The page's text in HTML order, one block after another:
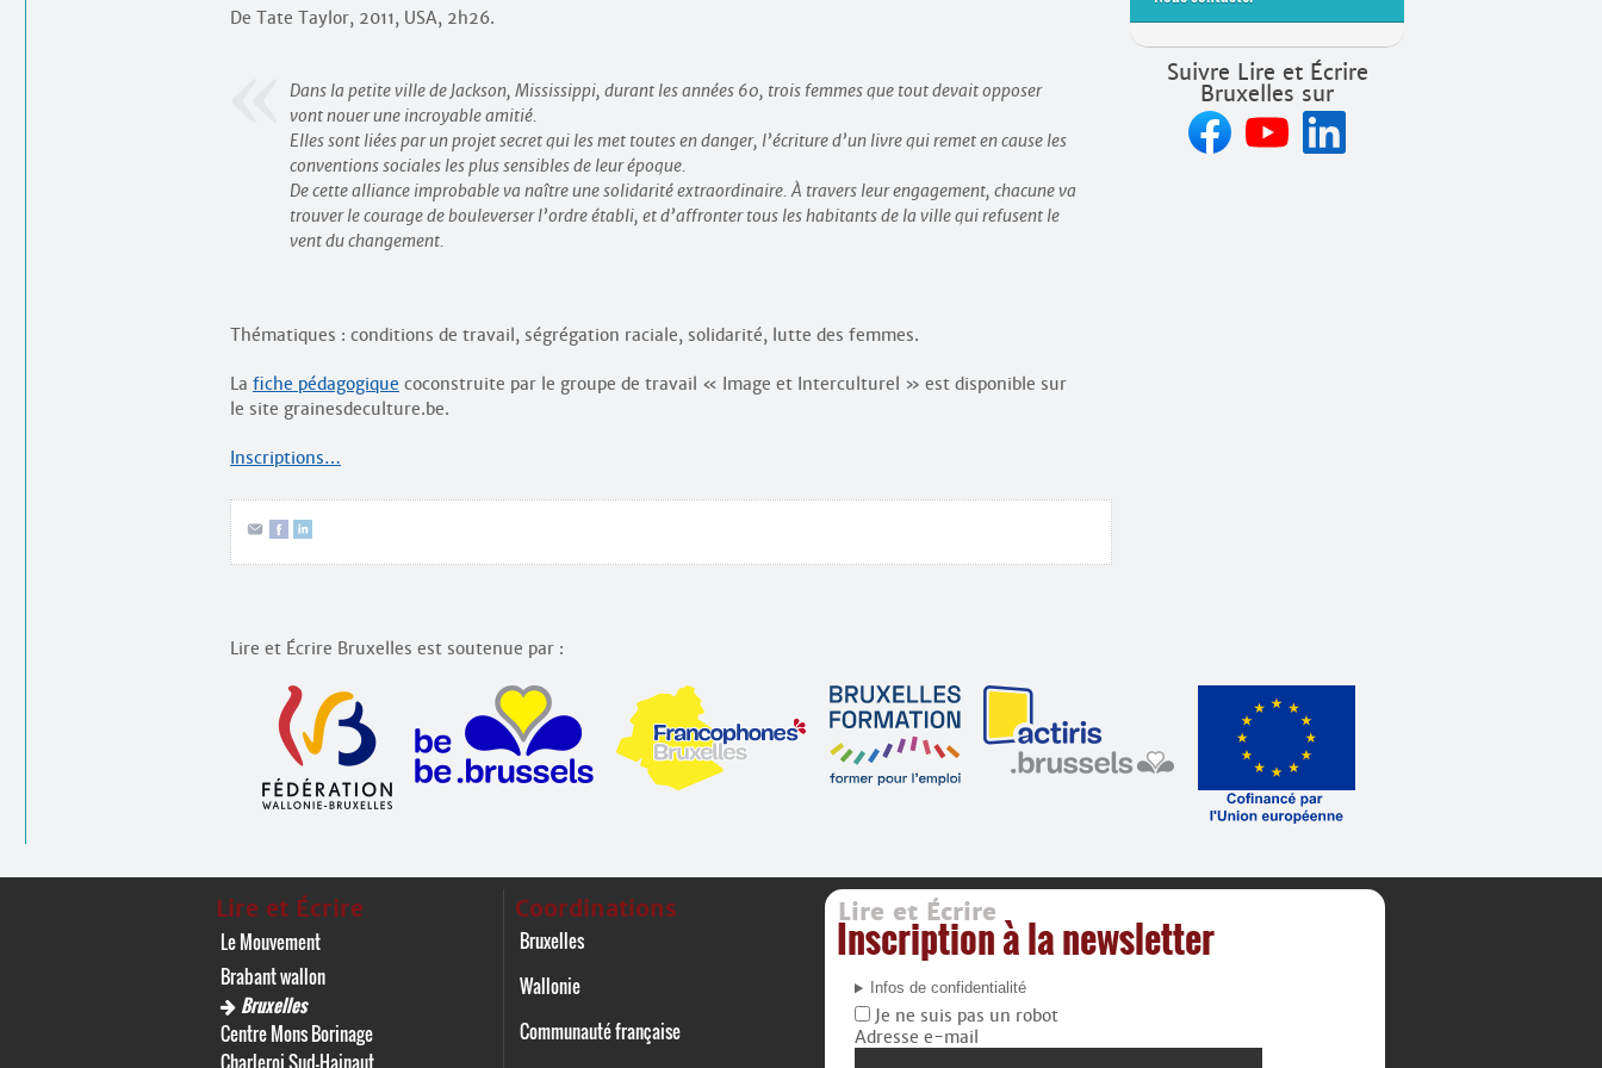
De Tate Taylor, 2011, USA, 2h26.
Dans la petite ville de Jackson, Mississippi, durant les années 60, trois femmes que tout devait opposer
vont nouer une incroyable amitié.
Elles sont liées par un projet secret qui les met toutes en danger, l’écriture d’un livre qui remet en cause les
conventions sociales les plus sensibles de leur époque.
De cette alliance improbable va naître une solidarité extraordinaire. À travers leur engagement, chacune va
trouver le courage de bouleverser l’ordre établi, et d’affronter tous les habitants de la ville qui refusent le
vent du changement.
Thématiques : conditions de travail, ségrégation raciale, solidarité, lutte des femmes.
La fiche pédagogique coconstruite par le groupe de travail « Image et Interculturel » est disponible sur
le site grainesdeculture.be.
Inscriptions…
Suivre Lire et Écrire
Bruxelles sur
Lire et Écrire Bruxelles est soutenue par :
Lire et Écrire
Le Mouvement
Brabant wallon
Bruxelles
Centre Mons Borinage
Charleroi Sud-Hainaut
Coordinations
Bruxelles
Wallonie
Communauté française
Lire et Écrire
Inscription à la newsletter
Infos de confidentialité
Je ne suis pas un robot
Adresse e-mail